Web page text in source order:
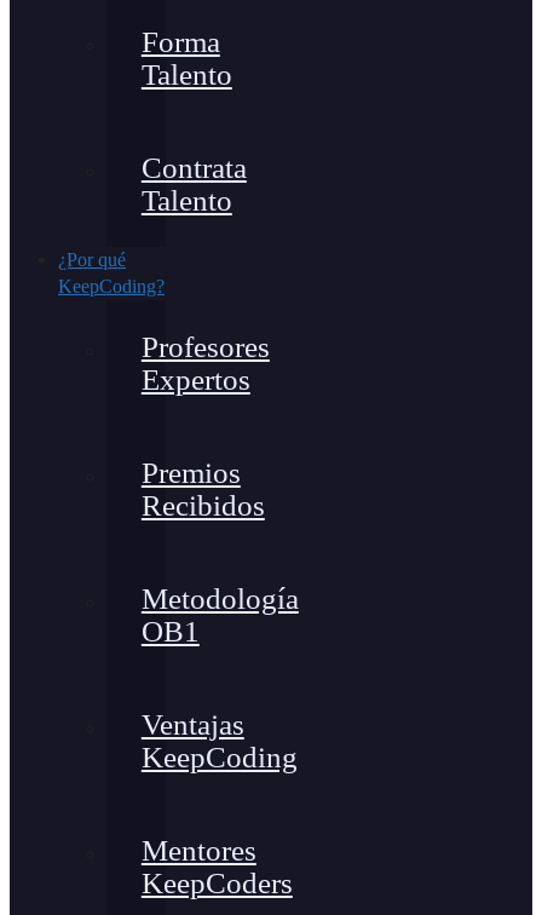
Forma
Talento
Contrata
Talento
¿Por qué
KeepCoding?
Profesores
Expertos
Premios
Recibidos
Metodología
OB1
Ventajas
KeepCoding
Mentores
KeepCoders